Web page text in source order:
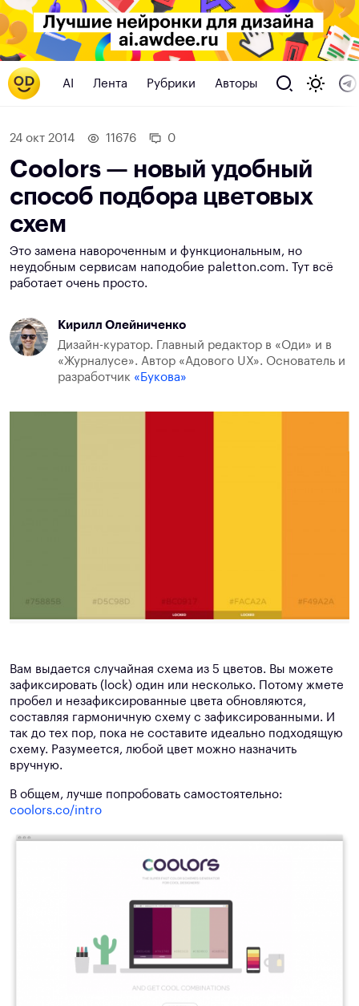
AI Лента Рубрики Авторы
24 окт 2014 11676 0
Coolors — новый удобный
способ подбора цветовых
схем
Это замена навороченным и функциональным, но
неудобным сервисам наподобие paletton.com. Тут всё
работает очень просто.
Кирилл Олейниченко
Дизайн-куратор. Главный редактор в «Оди» и в
«Журналусе». Автор «Адового UX». Основатель и
разработчик «Букова»
Вам выдается случайная схема из 5 цветов. Вы можете
зафиксировать (lock) один или несколько. Потому жмете
пробел и незафиксированные цвета обновляются,
составляя гармоничную схему с зафиксированными. И
так до тех пор, пока не составите идеально подходящую
схему. Разумеется, любой цвет можно назначить
вручную.
В общем, лучше попробовать самостоятельно:
coolors.co/intro